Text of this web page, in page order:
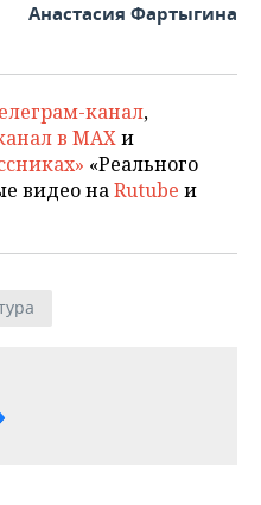
Анастасия Фартыгина
канал,
в MAXи
«Реального
видео наRutube и